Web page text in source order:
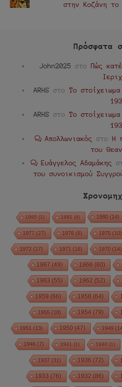
στην Κοζάνη
Πρόσφατα
John2025 στο Πώς
ARHS στο Το
ARHS στο Το
Απολλωνιακός στο Η
του
Ευάγγελος Αδαμάκης
του συνοικισμού
1995 (1) 1981 (4) 1980 (14)
1977 (27) 1976 (6) 1975 (10)
1972 (17) 1971 (16) 1970 (14)
1967 (49) 1966 (60)
1963 (55) 1962 (52)
1959 (66) 1958 (64)
1955 (18) 1954 (79)
1951 (13) 1950 (47) 1949
1946 (7) 1941 (1) 1940 (1)
1937 (31) 1936 (72)
1933 (76) 1932 (86)